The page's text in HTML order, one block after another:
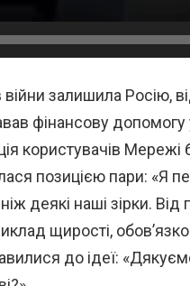
залишила Росію,
фінансову
користувачів Мережі
позицією пари: «Я
деякі наші зірки. Від
щирості,
до ідеї: